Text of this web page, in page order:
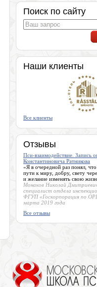
Поиск по сайту
Наши клиенты
Все клиенты
Отзывы
Пси-взаимодействие. Запись
Константиновича Ратникова
«Я в очередной раз понял,
пути к миру, добру, свету
и желание изменять свою
Монаков Николай
специалист отдела
ФГУП «Госкорпорация по
марта 2019 года
Все отзывы